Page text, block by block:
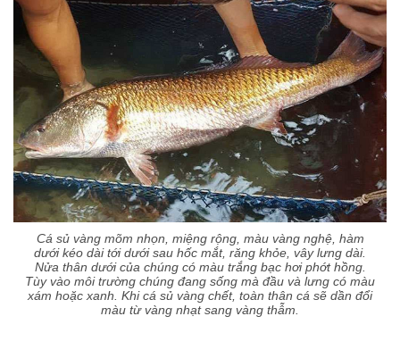
Cá sủ vàng mõm nhọn, miệng rộng, màu vàng nghệ, hàm
dưới kéo dài tới dưới sau hốc mắt, răng khỏe, vây lưng dài.
Nửa thân dưới của chúng có màu trắng bạc hơi phớt hồng.
Tùy vào môi trường chúng đang sống mà đầu và lưng có màu
xám hoặc xanh. Khi cá sủ vàng chết, toàn thân cá sẽ dần đổi
màu từ vàng nhạt sang vàng thẫm.